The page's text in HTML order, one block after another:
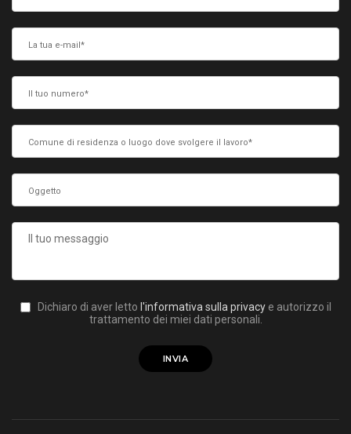
Dichiaro di aver letto l'informativa sulla privacy e autorizzo il
trattamento dei miei dati personali.